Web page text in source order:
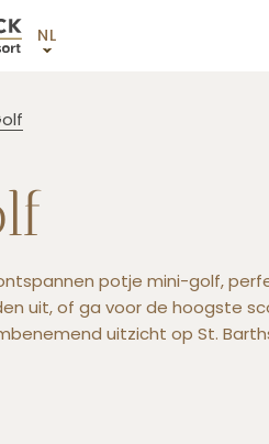
NL
potje mini-golf,
uit, of ga voor de hoogste
uitzicht op St.